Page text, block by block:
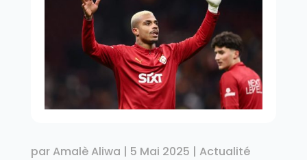
parAmalè Aliwa | 5 Mai 2025 | Actualité